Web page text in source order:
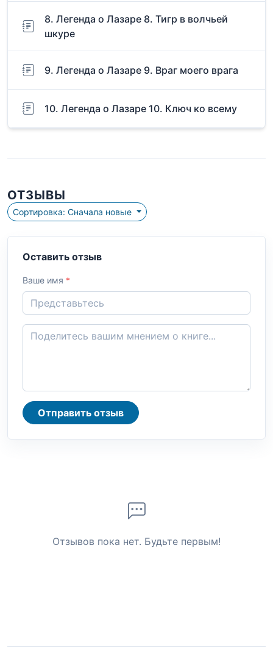
8. Легенда о Лазаре 8. Тигр в волчьей
шкуре
9. Легенда о Лазаре 9. Враг моего врага
10. Легенда о Лазаре 10. Ключ ко всему
ОТЗЫВЫ
Сортировка: Сначала новые
Оставить отзыв
Ваше имя *
Отправить отзыв
Отзывов пока нет. Будьте первым!